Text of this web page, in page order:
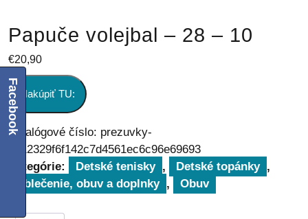
Papuče volejbal – 28 – 10
€20,90
Nakúpiť TU:
Katalógové číslo: prezuvky-
5612329f6f142c7d4561ec6c96e69693
Kategórie:
Detské tenisky , Detské topánky ,
Oblečenie, obuv a doplnky , Obuv
Facebook